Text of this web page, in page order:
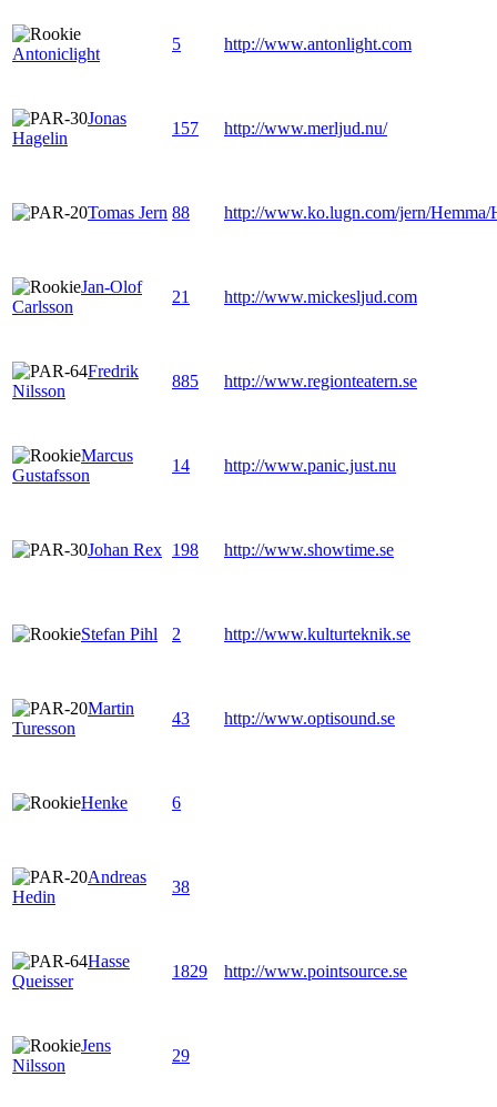
Antoniclight
5 http://www.antonlight.com
Jonas
Hagelin
157 http://www.merljud.nu/
Tomas Jern 88 http://www.ko.lugn.com/jern/Hemma/
Jan-Olof
Carlsson
21 http://www.mickesljud.com
Fredrik
Nilsson
885 http://www.regionteatern.se
Marcus
Gustafsson
14 http://www.panic.just.nu
Johan Rex 198 http://www.showtime.se
Stefan Pihl 2 http://www.kulturteknik.se
Martin
Turesson
43 http://www.optisound.se
Henke 6
Andreas
Hedin
38
Hasse
Queisser
1829 http://www.pointsource.se
Jens
Nilsson
29